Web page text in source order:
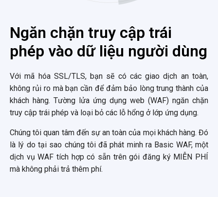
Ngăn chặn truy cập trái
phép vào dữ liệu người dùng
Với mã hóa SSL/TLS, bạn sẽ có các giao dịch an toàn,
không rủi ro mà bạn cần để đảm bảo lòng trung thành của
khách hàng. Tường lửa ứng dụng web (WAF) ngăn chặn
truy cập trái phép và loại bỏ các lỗ hổng ở lớp ứng dụng.
Chúng tôi quan tâm đến sự an toàn của mọi khách hàng. Đó
là lý do tại sao chúng tôi đã phát minh ra Basic WAF, một
dịch vụ WAF tích hợp có sẵn trên gói đăng ký MIỄN PHÍ
mà không phải trả thêm phí.